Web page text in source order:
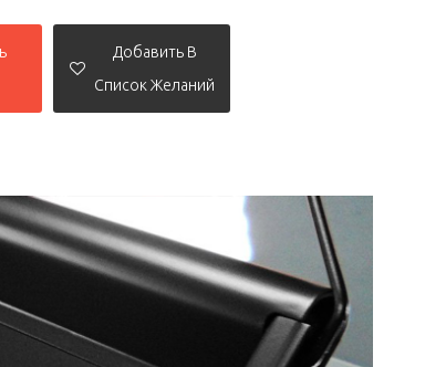
Добавить В
Список Желаний